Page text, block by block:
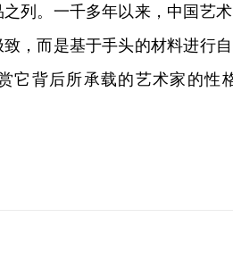
列。一千多年以来，中国艺
，而是基于手头的材料进行
它背后所承载的艺术家的